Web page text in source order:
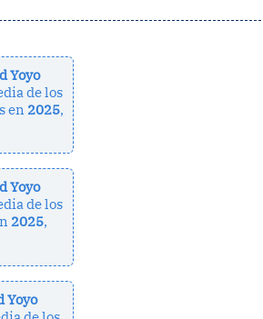
Yoyo
de los
en 2025,
Yoyo
de los
2025,
Yoyo